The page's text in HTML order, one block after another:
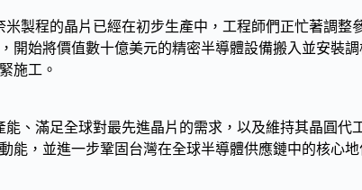
米製程的晶片已經在初步生產中，工程師們正忙著調整
開始將價值數十億美元的精密半導體設備搬入並安裝調
施工。
、滿足全球對最先進晶片的需求，以及維持其晶圓代
能，並進一步鞏固台灣在全球半導體供應鏈中的核心地